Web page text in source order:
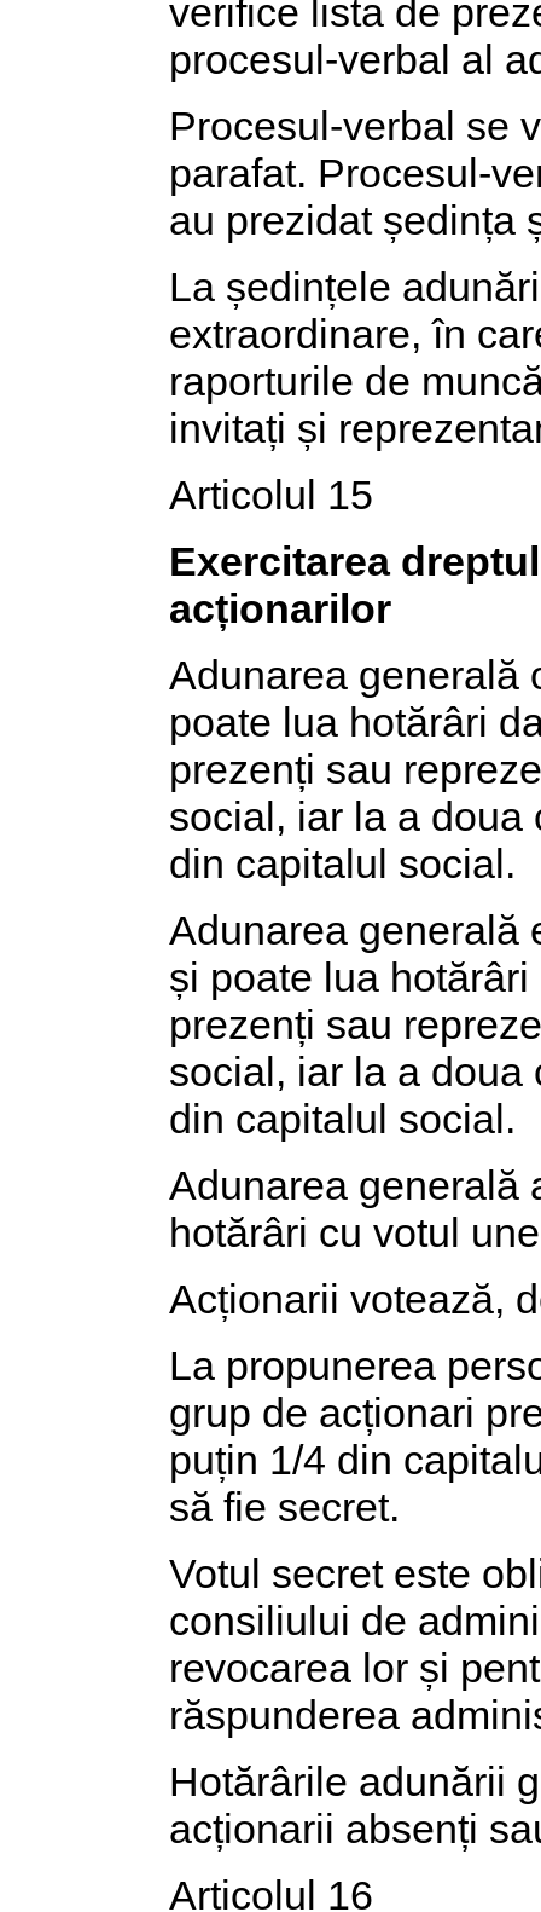
verifice lista de
procesul-verbal al
Procesul-verbal se
parafat. Procesul-
au prezidat ședința
La ședințele
extraordinare, în
raporturile de
invitați și
Articolul 15
Exercitarea
acționarilor
Adunarea generală
poate lua hotărâri
prezenți sau
social, iar la a doua
din capitalul social.
Adunarea generală
și poate lua
prezenți sau
social, iar la a doua
din capitalul social.
Adunarea generală
hotărâri cu votul
Acționarii votează,
La propunerea
grup de acționari
puțin 1/4 din
să fie secret.
Votul secret este
consiliului de
revocarea lor și
răspunderea
Hotărârile adunării
acționarii absenți
Articolul 16